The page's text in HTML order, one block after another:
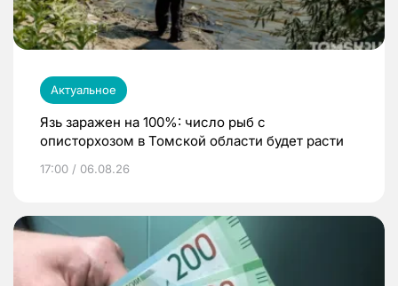
Актуальное
Язь заражен на 100%: число рыб с
описторхозом в Томской области будет расти
17:00 / 06.08.26